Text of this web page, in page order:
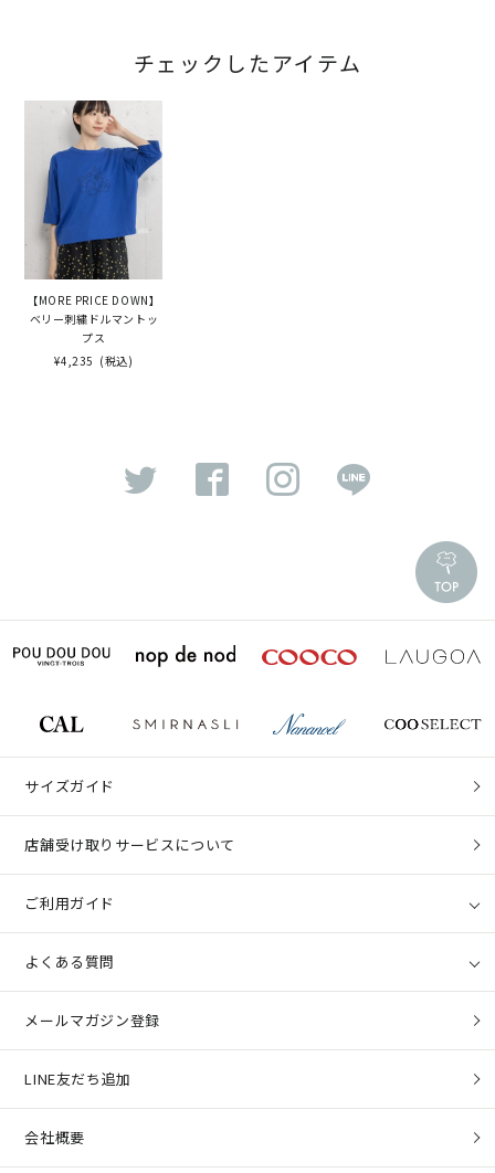
チェックしたアイテム
【MORE PRICE DOWN】
ベリー刺繍ドルマントッ
プス
¥4,235 (税込)
サイズガイド
店舗受け取りサービスについて
ご利用ガイド
よくある質問
メールマガジン登録
LINE友だち追加
会社概要